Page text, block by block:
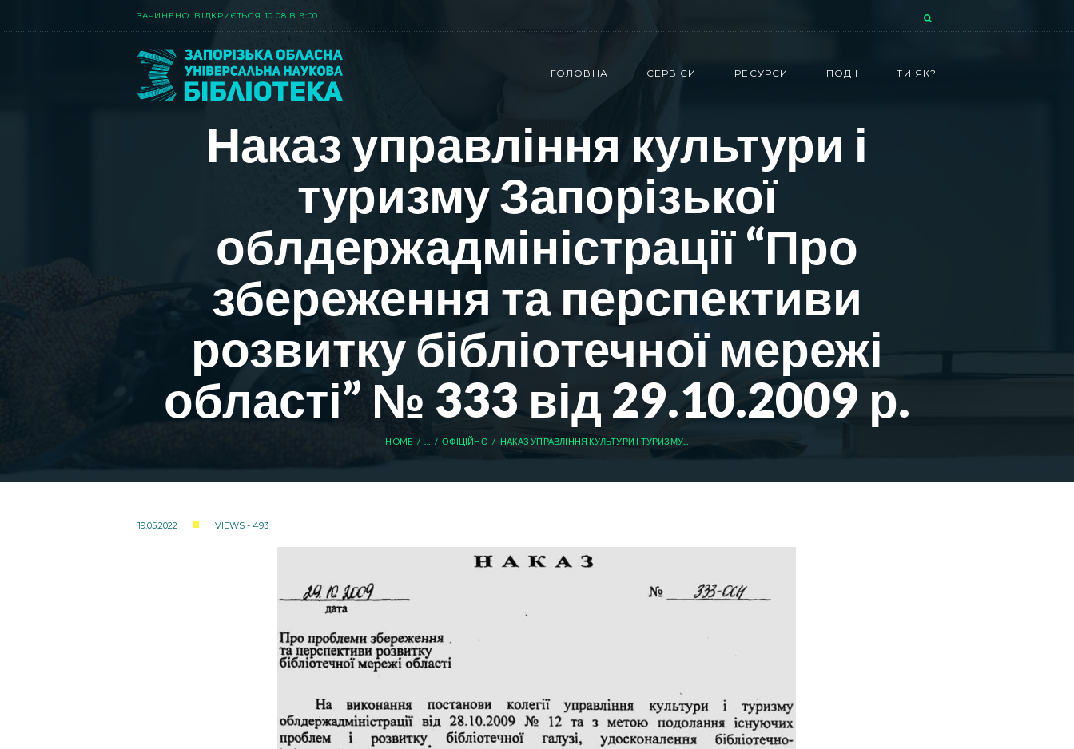
ЗАЧИНЕНО. ВIДКРИЄТЬСЯ 10.08 В 9:00
ГОЛОВНА СЕРВІСИ РЕСУРСИ ПОДІЇ ТИ ЯК?
Наказ управління культури і
туризму Запорізької
облдержадміністрації “Про
збереження та перспективи
розвитку бібліотечної мережі
області” № 333 від 29.10.2009 р.
HOME ОФIЦIЙНО НАКАЗ УПРАВЛІННЯ КУЛЬТУРИ І ТУРИЗМУ...
19.05.2022 VIEWS - 493